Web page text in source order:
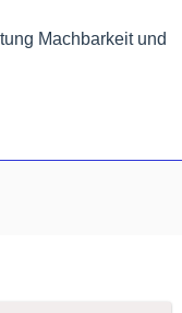
Machbarkeit und